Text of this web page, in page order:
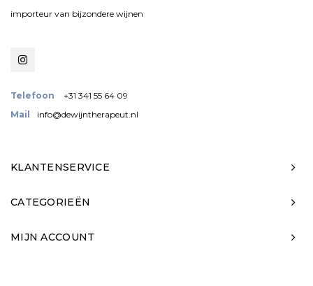
importeur van bijzondere wijnen
Telefoon
+31 341 55 64 09
Mail
info@dewijntherapeut.nl
KLANTENSERVICE
CATEGORIEËN
MIJN ACCOUNT